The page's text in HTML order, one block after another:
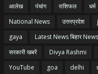
आलेख
पंचांग राशिफल धर्म
National News
उत्तरप्रदेश
gaya
Latest News बिहार
सरकारी खबरें
Divya Rashmi
YouTube
goa delhi